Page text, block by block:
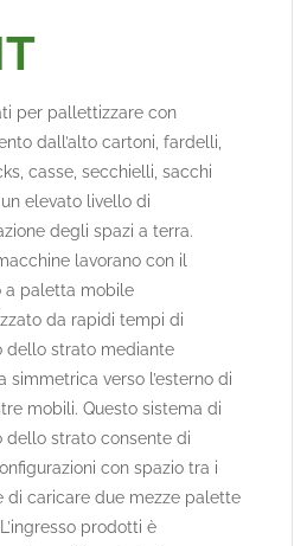
per pallettizzare con
dall’alto cartoni, fardelli,
casse, secchielli, sacchi
elevato livello di
degli spazi a terra.
lavorano con il
a paletta mobile
da rapidi tempi di
dello strato mediante
simmetrica verso l’esterno di
mobili. Questo sistema di
dello strato consente di
con spazio tra i
di caricare due mezze palette
prodotti è